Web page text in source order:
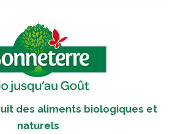
des aliments biologiques et
naturels